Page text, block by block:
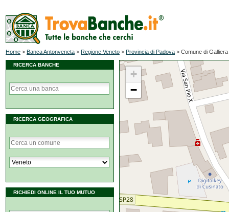
Home > Banca Antonveneta > Regione Veneto > Provincia di Padova > Comune di Galliera
RICERCA BANCHE
RICERCA GEOGRAFICA
RICHIEDI ONLINE IL TUO MUTUO
+
−